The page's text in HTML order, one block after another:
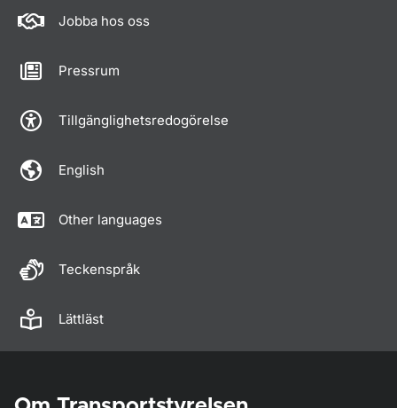
Jobba hos oss
Pressrum
Tillgänglighetsredogörelse
English
Other languages
Teckenspråk
Lättläst